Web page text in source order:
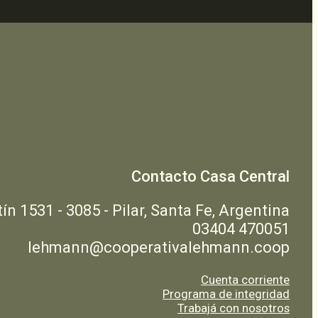
Contacto Casa Central
1531 - 3085 - Pilar, Santa Fe, Argentina
03404 470051
lehmann@cooperativalehmann.coop
Cuenta corriente
Programa de integridad
Trabajá con nosotros